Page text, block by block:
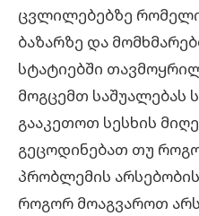
ცვლილებებზე
ბაზარზე და
სტატიებში
მოგცემთ საშუალებას
გააკეთოთ სესხის
გეცოდინებათ თუ
პრობლემის
როგორ მოაგვაროთ